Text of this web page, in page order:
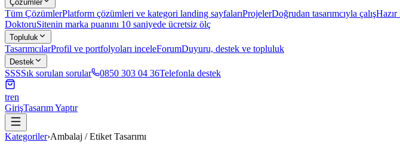
Çözümler
Tüm ÇözümlerPlatform çözümleri ve kategori landing sayfalarıProjelerDoğrudan tasarımcıyla çalış
DoktoruSitenin marka puanını 10 saniyede ücretsiz ölç
Topluluk
TasarımcılarProfil ve portfolyoları inceleForumDuyuru, destek ve topluluk
Destek
SSSSık sorulan sorular 0850 303 04 36Telefonla destek
tren
GirişTasarım Yaptır
Kategoriler›Ambalaj / Etiket Tasarımı